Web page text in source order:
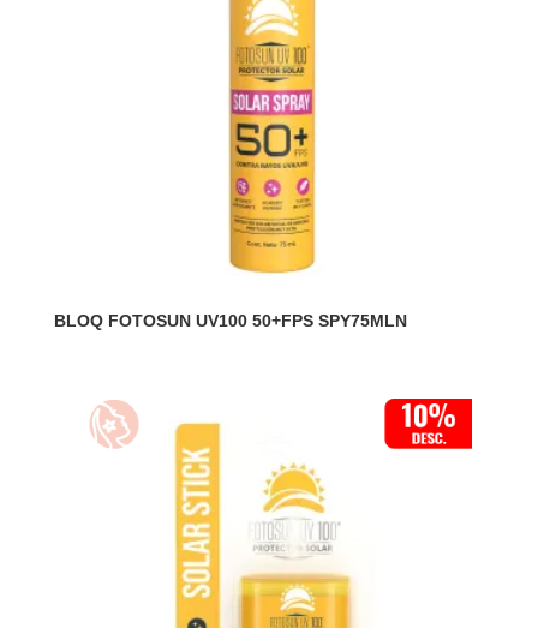
BLOQ FOTOSUN UV100 50+FPS SPY75MLN